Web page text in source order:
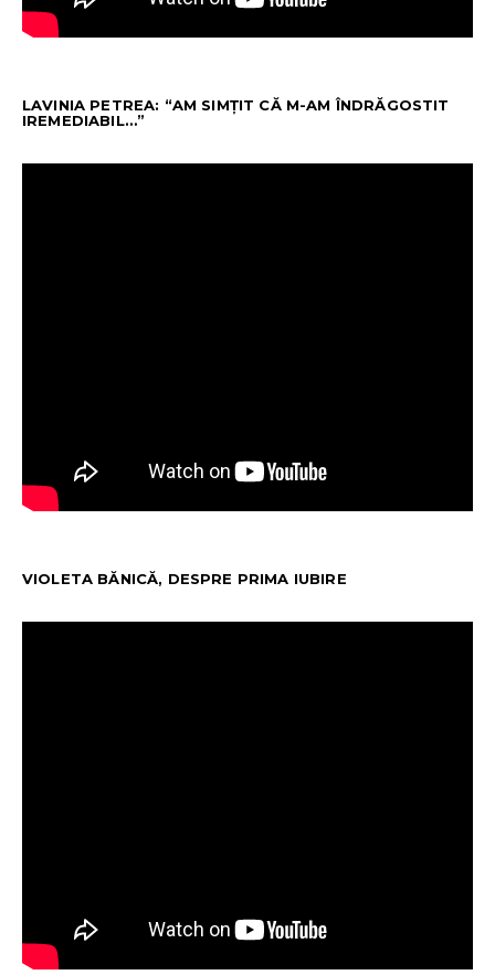
LAVINIA PETREA: “AM SIMȚIT CĂ M-AM ÎNDRĂGOSTIT
IREMEDIABIL…”
VIOLETA BĂNICĂ, DESPRE PRIMA IUBIRE